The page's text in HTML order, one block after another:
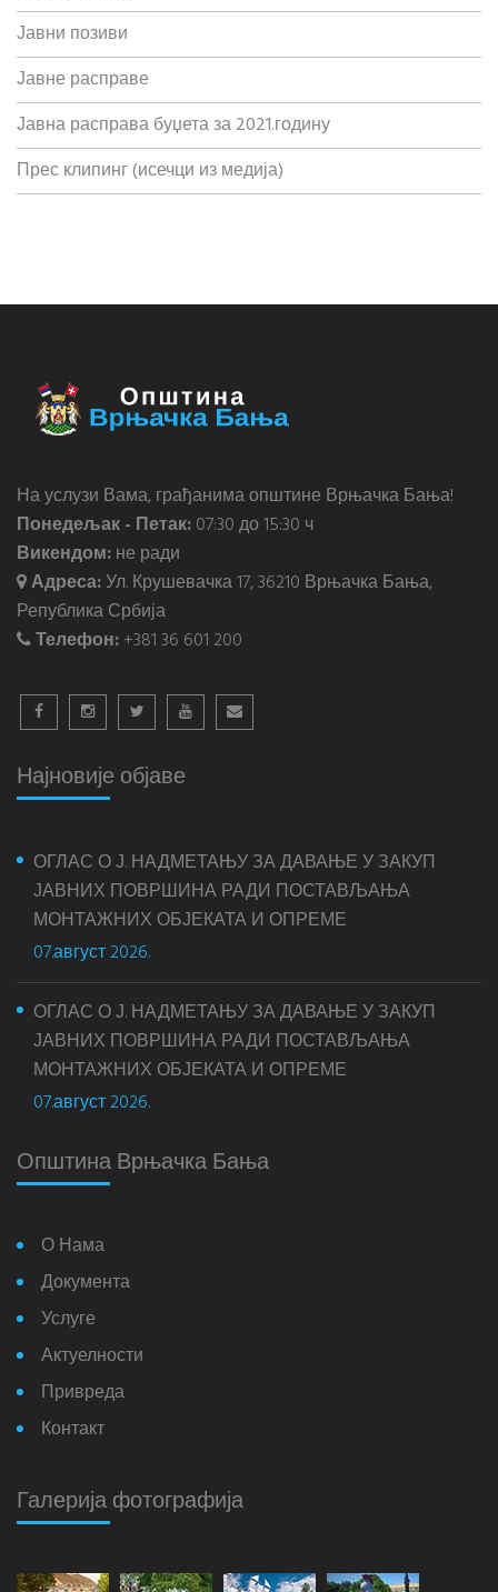
Јавни позиви
Јавне расправе
Јавна расправа буџета за 2021.годину
Прес клипинг (исечци из медија)
На услузи Вама, грађанима општине Врњачка Бања!
Понедељак - Петак:07:30 до 15:30 ч
Викендом:не ради
Адреса:Ул. Крушевачка 17, 36210 Врњачка Бања,
Република Србија
Телефон:+381 36 601 200
Најновије објаве
ОГЛАС О Ј. НАДМЕТАЊУ ЗА ДАВАЊЕ У ЗАКУП
ЈАВНИХ ПОВРШИНА РАДИ ПОСТАВЉАЊА
МОНТАЖНИХ ОБЈЕКАТА И ОПРЕМЕ
07.август 2026.
ОГЛАС О Ј. НАДМЕТАЊУ ЗА ДАВАЊЕ У ЗАКУП
ЈАВНИХ ПОВРШИНА РАДИ ПОСТАВЉАЊА
МОНТАЖНИХ ОБЈЕКАТА И ОПРЕМЕ
07.август 2026.
Општина Врњачка Бања
О Нама
Документа
Услуге
Актуелности
Привреда
Контакт
Галерија фотографија